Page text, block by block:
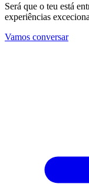
Será que o teu está
experiências
Vamos conversar